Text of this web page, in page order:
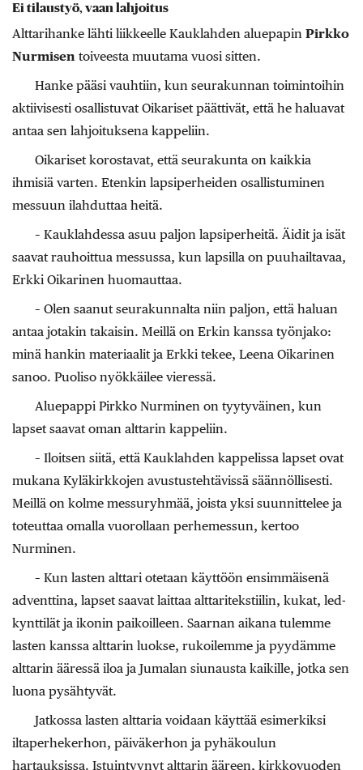
Ei tilaustyö, vaan lahjoitus
Alttarihanke lähti liikkeelle Kauklahden aluepapin Pirkko
Nurmisen toiveesta muutama vuosi sitten.
Hanke pääsi vauhtiin, kun seurakunnan toimintoihin
aktiivisesti osallistuvat Oikariset päättivät, että he haluavat
antaa sen lahjoituksena kappeliin.
Oikariset korostavat, että seurakunta on kaikkia
ihmisiä varten. Etenkin lapsiperheiden osallistuminen
messuun ilahduttaa heitä.
– Kauklahdessa asuu paljon lapsiperheitä. Äidit ja isät
saavat rauhoittua messussa, kun lapsilla on puuhailtavaa,
Erkki Oikarinen huomauttaa.
– Olen saanut seurakunnalta niin paljon, että haluan
antaa jotakin takaisin. Meillä on Erkin kanssa työnjako:
minä hankin materiaalit ja Erkki tekee, Leena Oikarinen
sanoo. Puoliso nyökkäilee vieressä.
Aluepappi Pirkko Nurminen on tyytyväinen, kun
lapset saavat oman alttarin kappeliin.
– Iloitsen siitä, että Kauklahden kappelissa lapset ovat
mukana Kyläkirkkojen avustustehtävissä säännöllisesti.
Meillä on kolme messuryhmää, joista yksi suunnittelee ja
toteuttaa omalla vuorollaan perhemessun, kertoo
Nurminen.
– Kun lasten alttari otetaan käyttöön ensimmäisenä
adventtina, lapset saavat laittaa alttaritekstiilin, kukat, led-
kynttilät ja ikonin paikoilleen. Saarnan aikana tulemme
lasten kanssa alttarin luokse, rukoilemme ja pyydämme
alttarin ääressä iloa ja Jumalan siunausta kaikille, jotka sen
luona pysähtyvät.
Jatkossa lasten alttaria voidaan käyttää esimerkiksi
iltaperhekerhon, päiväkerhon ja pyhäkoulun
hartauksissa. Istuintyynyt alttarin ääreen, kirkkovuoden